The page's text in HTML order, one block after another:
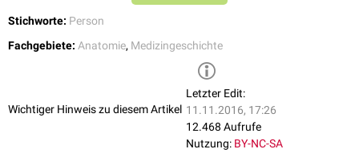
Stichworte: Person
Fachgebiete: Anatomie, Medizingeschichte
Wichtiger Hinweis zu diesem Artikel
Letzter Edit:
11.11.2016, 17:26
12.468 Aufrufe
Nutzung: BY-NC-SA